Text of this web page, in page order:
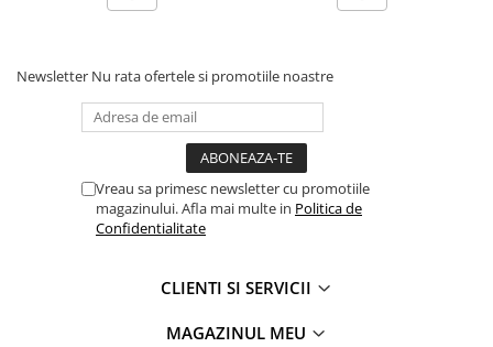
Veste Reflectorizante de Avertizare
Capace inox si jante
Capace piulite
Oglinzi auto
Parasolare Camion – Cabina si
Reclame Luminoase
Electrice auto, camioane si remorci
Conținutul pachetului:
Mod de utilizare
Conceput pentru utilizare împreună cu aparate de sudură
pentru plastic, pentru repararea pieselor din plastic ale
mașinilor.
Newsletter Nu rata ofertele si promotiile noastre
Vreau sa primesc newsletter cu promotiile
magazinului. Afla mai multe in Politica de
Confidentialitate
CLIENTI SI SERVICII
MAGAZINUL MEU